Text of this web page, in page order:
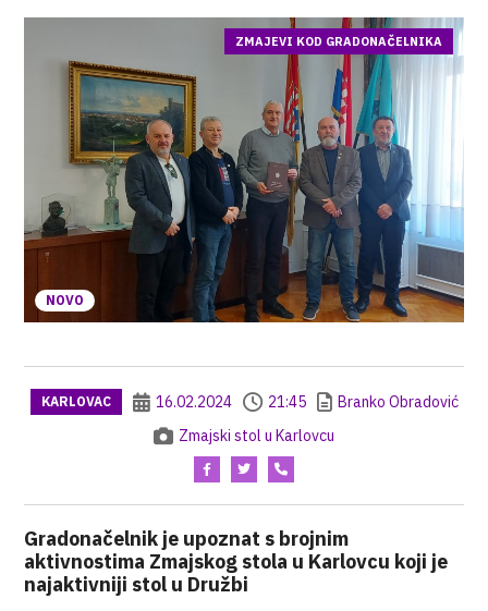
NOVO
ZMAJEVI KOD GRADONAČELNIKA
KARLOVAC 16.02.2024 21:45
Branko Obradović
Zmajski stol u Karlovcu
Gradonačelnik je upoznat s brojnim
aktivnostima Zmajskog stola u Karlovcu koji je
najaktivniji stol u Družbi